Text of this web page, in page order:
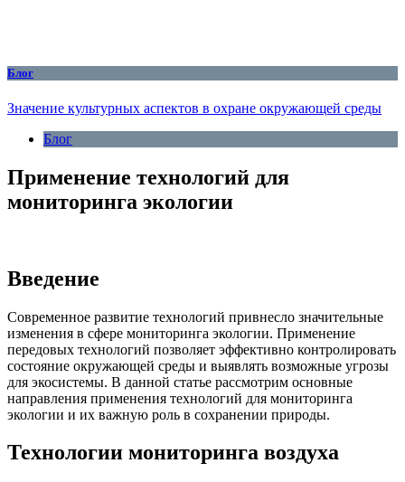
Блог
Значение культурных аспектов в охране окружающей среды
Блог
Применение технологий для
мониторинга экологии
Введение
Современное развитие технологий привнесло значительные
изменения в сфере мониторинга экологии. Применение
передовых технологий позволяет эффективно контролировать
состояние окружающей среды и выявлять возможные угрозы
для экосистемы. В данной статье рассмотрим основные
направления применения технологий для мониторинга
экологии и их важную роль в сохранении природы.
Технологии мониторинга воздуха